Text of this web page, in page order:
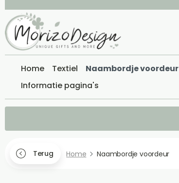
Home Textiel Naambordje voordeur
Informatie pagina's
Terug Home Naambordje voordeur